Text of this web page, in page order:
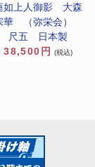
如上人御影 大森
華 （弥栄会）
尺五 日本製
38,500円
(税込)